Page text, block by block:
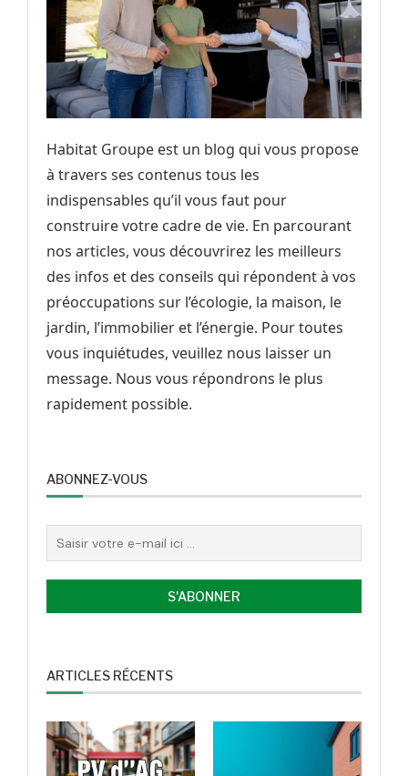
Habitat Groupe est un blog qui vous propose
à travers ses contenus tous les
indispensables qu’il vous faut pour
construire votre cadre de vie. En parcourant
nos articles, vous découvrirez les meilleurs
des infos et des conseils qui répondent à vos
préoccupations sur l’écologie, la maison, le
jardin, l’immobilier et l’énergie. Pour toutes
vous inquiétudes, veuillez nous laisser un
message. Nous vous répondrons le plus
rapidement possible.
ABONNEZ-VOUS
ARTICLES RÉCENTS